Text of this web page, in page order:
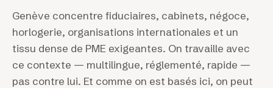
Genève concentre fiduciaires, cabinets, négoce,
horlogerie, organisations internationales et un
tissu dense de PME exigeantes. On travaille avec
ce contexte — multilingue, réglementé, rapide —
pas contre lui. Et comme on est basés ici, on peut